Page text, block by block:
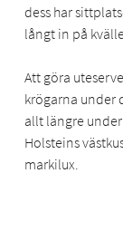
dess har
långt in på
Att göra
krögarna under
allt längre
Holsteins
markilux.